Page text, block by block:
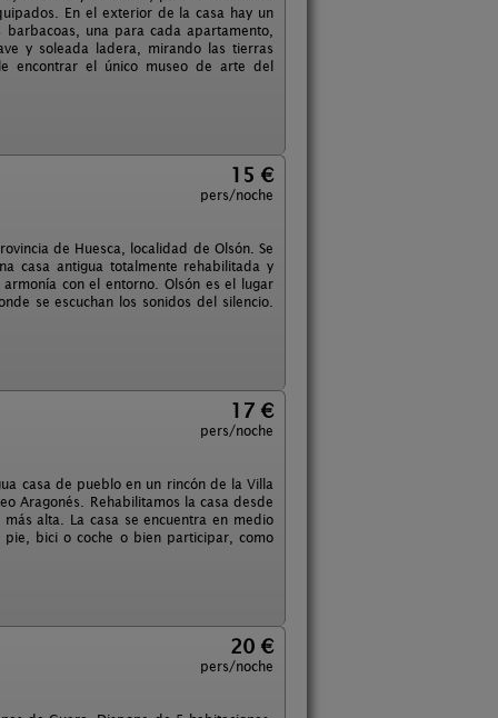
En el exterior de la casa hay un
una para cada apartamento,
y soleada ladera, mirando las tierras
encontrar el único museo de arte del
15 €
pers/noche
de Huesca, localidad de Olsón. Se
casa antigua totalmente rehabilitada y
con el entorno. Olsón es el lugar
se escuchan los sonidos del silencio.
17 €
pers/noche
casa de pueblo en un rincón de la Villa
Aragonés. Rehabilitamos la casa desde
alta. La casa se encuentra en medio
bici o coche o bien participar, como
20 €
pers/noche